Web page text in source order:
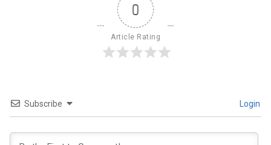
0
Article Rating
Subscribe Login